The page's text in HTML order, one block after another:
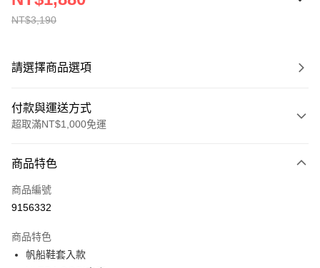
NT$3,190
請選擇商品選項
付款與運送方式
超取滿NT$1,000免運
信用卡一次付款
超商取貨付款
運送方式
全家取貨付款
商品特色
商品編號
9156332
商品特色
帆船鞋套入款